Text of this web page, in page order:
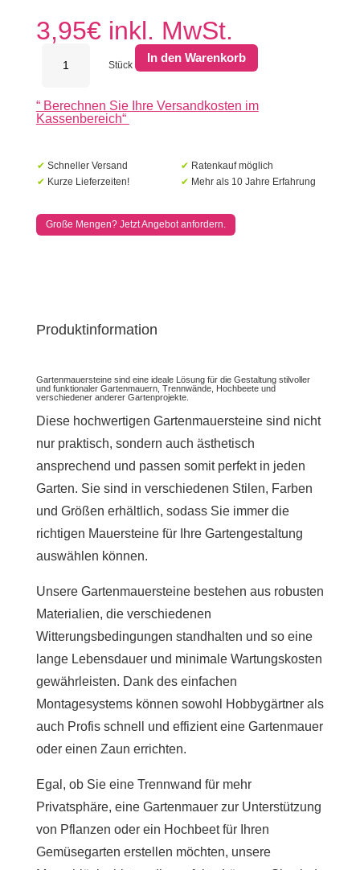
3,95€ inkl. MwSt.
GKN
Anthrazit
Stück
In den Warenkorb
“ Berechnen Sie Ihre Versandkosten im
Kassenbereich“
✔ Schneller Versand ✔ Ratenkauf möglich
✔ Kurze Lieferzeiten! ✔ Mehr als 10 Jahre Erfahrung
Große Mengen? Jetzt Angebot anfordern.
Produktinformation
Gartenmauersteine ​​sind eine ideale Lösung für die Gestaltung stilvoller
und funktionaler Gartenmauern, Trennwände, Hochbeete und
verschiedener anderer Gartenprojekte.
Diese hochwertigen Gartenmauersteine ​​sind nicht
nur praktisch, sondern auch ästhetisch
ansprechend und passen somit perfekt in jeden
Garten. Sie sind in verschiedenen Stilen, Farben
und Größen erhältlich, sodass Sie immer die
richtigen Mauersteine ​​für Ihre Gartengestaltung
auswählen können.
Unsere Gartenmauersteine ​​bestehen aus robusten
Materialien, die verschiedenen
Witterungsbedingungen standhalten und so eine
lange Lebensdauer und minimale Wartungskosten
gewährleisten. Dank des einfachen
Montagesystems können sowohl Hobbygärtner als
auch Profis schnell und effizient eine Gartenmauer
oder einen Zaun errichten.
Egal, ob Sie eine Trennwand für mehr
Privatsphäre, eine Gartenmauer zur Unterstützung
von Pflanzen oder ein Hochbeet für Ihren
Gemüsegarten erstellen möchten, unsere